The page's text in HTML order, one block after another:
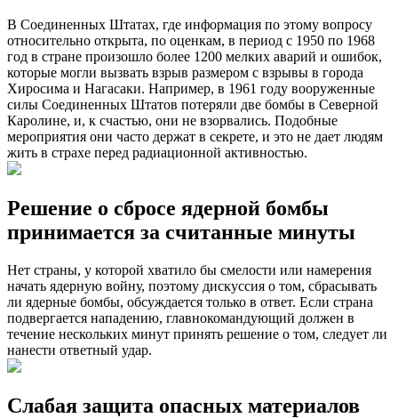
В Соединенных Штатах, где информация по этому вопросу
относительно открыта, по оценкам, в период с 1950 по 1968
год в стране произошло более 1200 мелких аварий и ошибок,
которые могли вызвать взрыв размером с взрывы в города
Хиросима и Нагасаки. Например, в 1961 году вооруженные
силы Соединенных Штатов потеряли две бомбы в Северной
Каролине, и, к счастью, они не взорвались. Подобные
мероприятия они часто держат в секрете, и это не дает людям
жить в страхе перед радиационной активностью.
Решение о сбросе ядерной бомбы
принимается за считанные минуты
Нет страны, у которой хватило бы смелости или намерения
начать ядерную войну, поэтому дискуссия о том, сбрасывать
ли ядерные бомбы, обсуждается только в ответ. Если страна
подвергается нападению, главнокомандующий должен в
течение нескольких минут принять решение о том, следует ли
нанести ответный удар.
Слабая защита опасных материалов